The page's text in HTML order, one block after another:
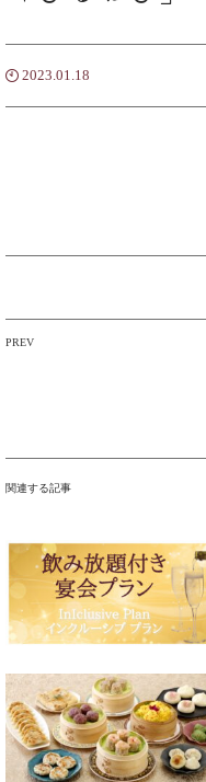
2023.01.18
投
ナ
ビ
ゲ
ー
PREV
関連する記事